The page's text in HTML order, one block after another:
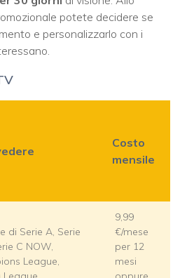
potete decidere se
e personalizzarlo con i
Costo
mensile
di Serie A, Serie
C NOW,
League,
9,99
€/mese
per 12
mesi